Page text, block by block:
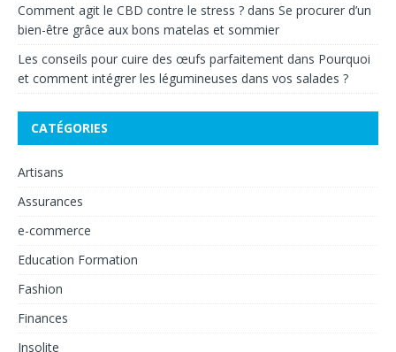
Comment agit le CBD contre le stress ? dans Se procurer d’un
bien-être grâce aux bons matelas et sommier
Les conseils pour cuire des œufs parfaitement dans Pourquoi
et comment intégrer les légumineuses dans vos salades ?
CATÉGORIES
Artisans
Assurances
e-commerce
Education Formation
Fashion
Finances
Insolite